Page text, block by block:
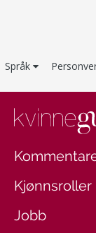
Språk
Kjønnsroller
Jobb